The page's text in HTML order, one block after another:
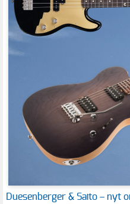
Duesenberger & Saito – nyt